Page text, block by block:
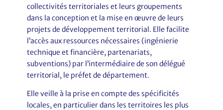
collectivités territoriales et leurs groupements
dans la conception et la mise en œuvre de leurs
projets de développement territorial. Elle facilite
l’accès aux ressources nécessaires (ingénierie
technique et financière, partenariats,
subventions) par l’intermédiaire de son délégué
territorial, le préfet de département.
Elle veille à la prise en compte des spécificités
locales, en particulier dans les territoires les plus